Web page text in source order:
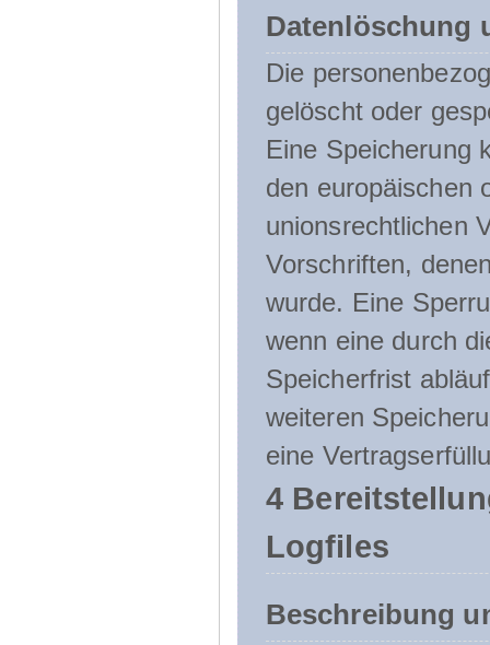
Datenlöschung
Die
gelöscht oder
Eine Speicherung
den europäischen
unionsrechtlichen
Vorschriften,
wurde. Eine
wenn eine durch
Speicherfrist
weiteren
eine
4
Logfiles
Beschreibung